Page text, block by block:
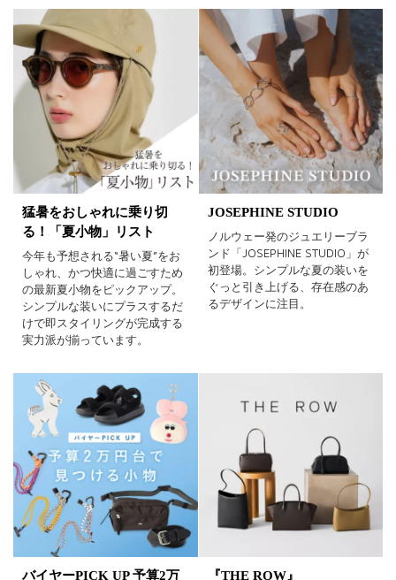
猛暑をおしゃれに乗り切
る！「夏小物」リスト
今年も予想される“暑い夏”をお
しゃれ、かつ快適に過ごすため
の最新夏小物をピックアップ。
シンプルな装いにプラスするだ
けで即スタイリングが完成する
実力派が揃っています。
JOSEPHINE STUDIO
ノルウェー発のジュエリーブラ
ンド「JOSEPHINE STUDIO」が
初登場。シンプルな夏の装いを
ぐっと引き上げる、存在感のあ
るデザインに注目。
バイヤーPICK UP 予算2万
『THE ROW』